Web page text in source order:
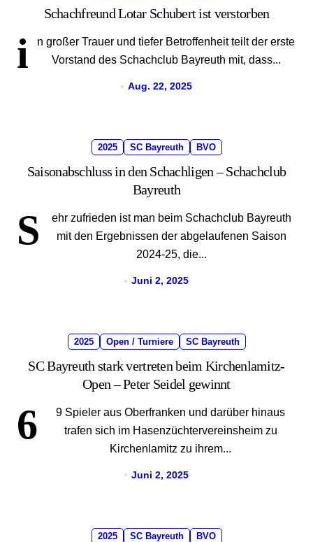
Schachfreund Lotar Schubert ist verstorben
i
n großer Trauer und tiefer Betroffenheit teilt der erste
Vorstand des Schachclub Bayreuth mit, dass...
Aug. 22, 2025
2025 SC Bayreuth BVO
Saisonabschluss in den Schachligen – Schachclub
Bayreuth
S
ehr zufrieden ist man beim Schachclub Bayreuth
mit den Ergebnissen der abgelaufenen Saison
2024-25, die...
Juni 2, 2025
2025 Open / Turniere SC Bayreuth
SC Bayreuth stark vertreten beim Kirchenlamitz-
Open – Peter Seidel gewinnt
6
9 Spieler aus Oberfranken und darüber hinaus
trafen sich im Hasenzüchtervereinsheim zu
Kirchenlamitz zu ihrem...
Juni 2, 2025
2025 SC Bayreuth BVO